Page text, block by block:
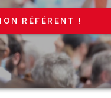
RÉFÉRENT !